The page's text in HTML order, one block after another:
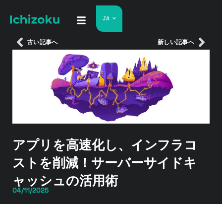
JA
古い記事へ 新しい記事へ
アプリを高速化し、インフラコ
ストを削減！サーバーサイドキ
ャッシュの活用術
04/11/2025